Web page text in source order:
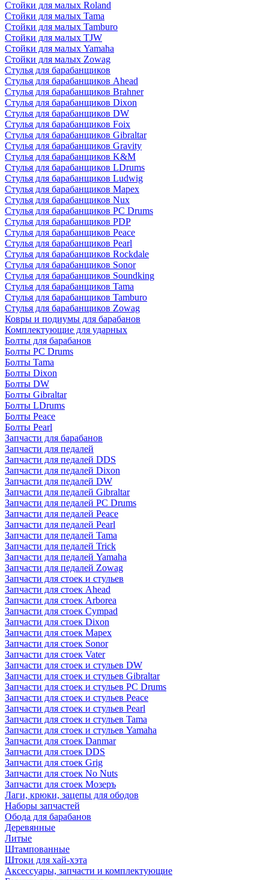
Стойки для малых Roland
Стойки для малых Tama
Стойки для малых Tamburo
Стойки для малых TJW
Стойки для малых Yamaha
Стойки для малых Zowag
Стулья для барабанщиков
Стулья для барабанщиков Ahead
Стулья для барабанщиков Brahner
Стулья для барабанщиков Dixon
Стулья для барабанщиков DW
Стулья для барабанщиков Foix
Стулья для барабанщиков Gibraltar
Стулья для барабанщиков Gravity
Стулья для барабанщиков K&M
Стулья для барабанщиков LDrums
Стулья для барабанщиков Ludwig
Стулья для барабанщиков Mapex
Стулья для барабанщиков Nux
Стулья для барабанщиков PC Drums
Стулья для барабанщиков PDP
Стулья для барабанщиков Peace
Стулья для барабанщиков Pearl
Стулья для барабанщиков Rockdale
Стулья для барабанщиков Sonor
Стулья для барабанщиков Soundking
Стулья для барабанщиков Tama
Стулья для барабанщиков Tamburo
Стулья для барабанщиков Zowag
Ковры и подиумы для барабанов
Комплектующие для ударных
Болты для барабанов
Болты PC Drums
Болты Tama
Болты Dixon
Болты DW
Болты Gibraltar
Болты LDrums
Болты Peace
Болты Pearl
Запчасти для барабанов
Запчасти для педалей
Запчасти для педалей DDS
Запчасти для педалей Dixon
Запчасти для педалей DW
Запчасти для педалей Gibraltar
Запчасти для педалей PC Drums
Запчасти для педалей Peace
Запчасти для педалей Pearl
Запчасти для педалей Tama
Запчасти для педалей Trick
Запчасти для педалей Yamaha
Запчасти для педалей Zowag
Запчасти для стоек и стульев
Запчасти для стоек Ahead
Запчасти для стоек Arborea
Запчасти для стоек Cympad
Запчасти для стоек Dixon
Запчасти для стоек Mapex
Запчасти для стоек Sonor
Запчасти для стоек Vater
Запчасти для стоек и стульев DW
Запчасти для стоек и стульев Gibraltar
Запчасти для стоек и стульев PC Drums
Запчасти для стоек и стульев Peace
Запчасти для стоек и стульев Pearl
Запчасти для стоек и стульев Tama
Запчасти для стоек и стульев Yamaha
Запчасти для стоек Danmar
Запчасти для стоек DDS
Запчасти для стоек Grig
Запчасти для стоек No Nuts
Запчасти для стоек Мозеръ
Лаги, крюки, зацепы для ободов
Наборы запчастей
Обода для барабанов
Деревянные
Литые
Штампованные
Штоки для хай-хэта
Аксессуары, запчасти и комплектующие